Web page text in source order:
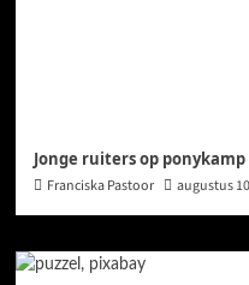
Jonge ruiters op
Franciska Pastoor augustus